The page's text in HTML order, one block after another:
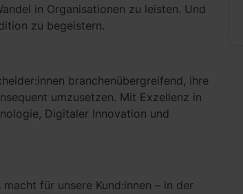
in Organisationen zu leisten. Und
zu begeistern.
branchenübergreifend, ihre
umzusetzen. Mit Exzellenz in
Digitaler Innovation und
für unsere Kund:innen – in der